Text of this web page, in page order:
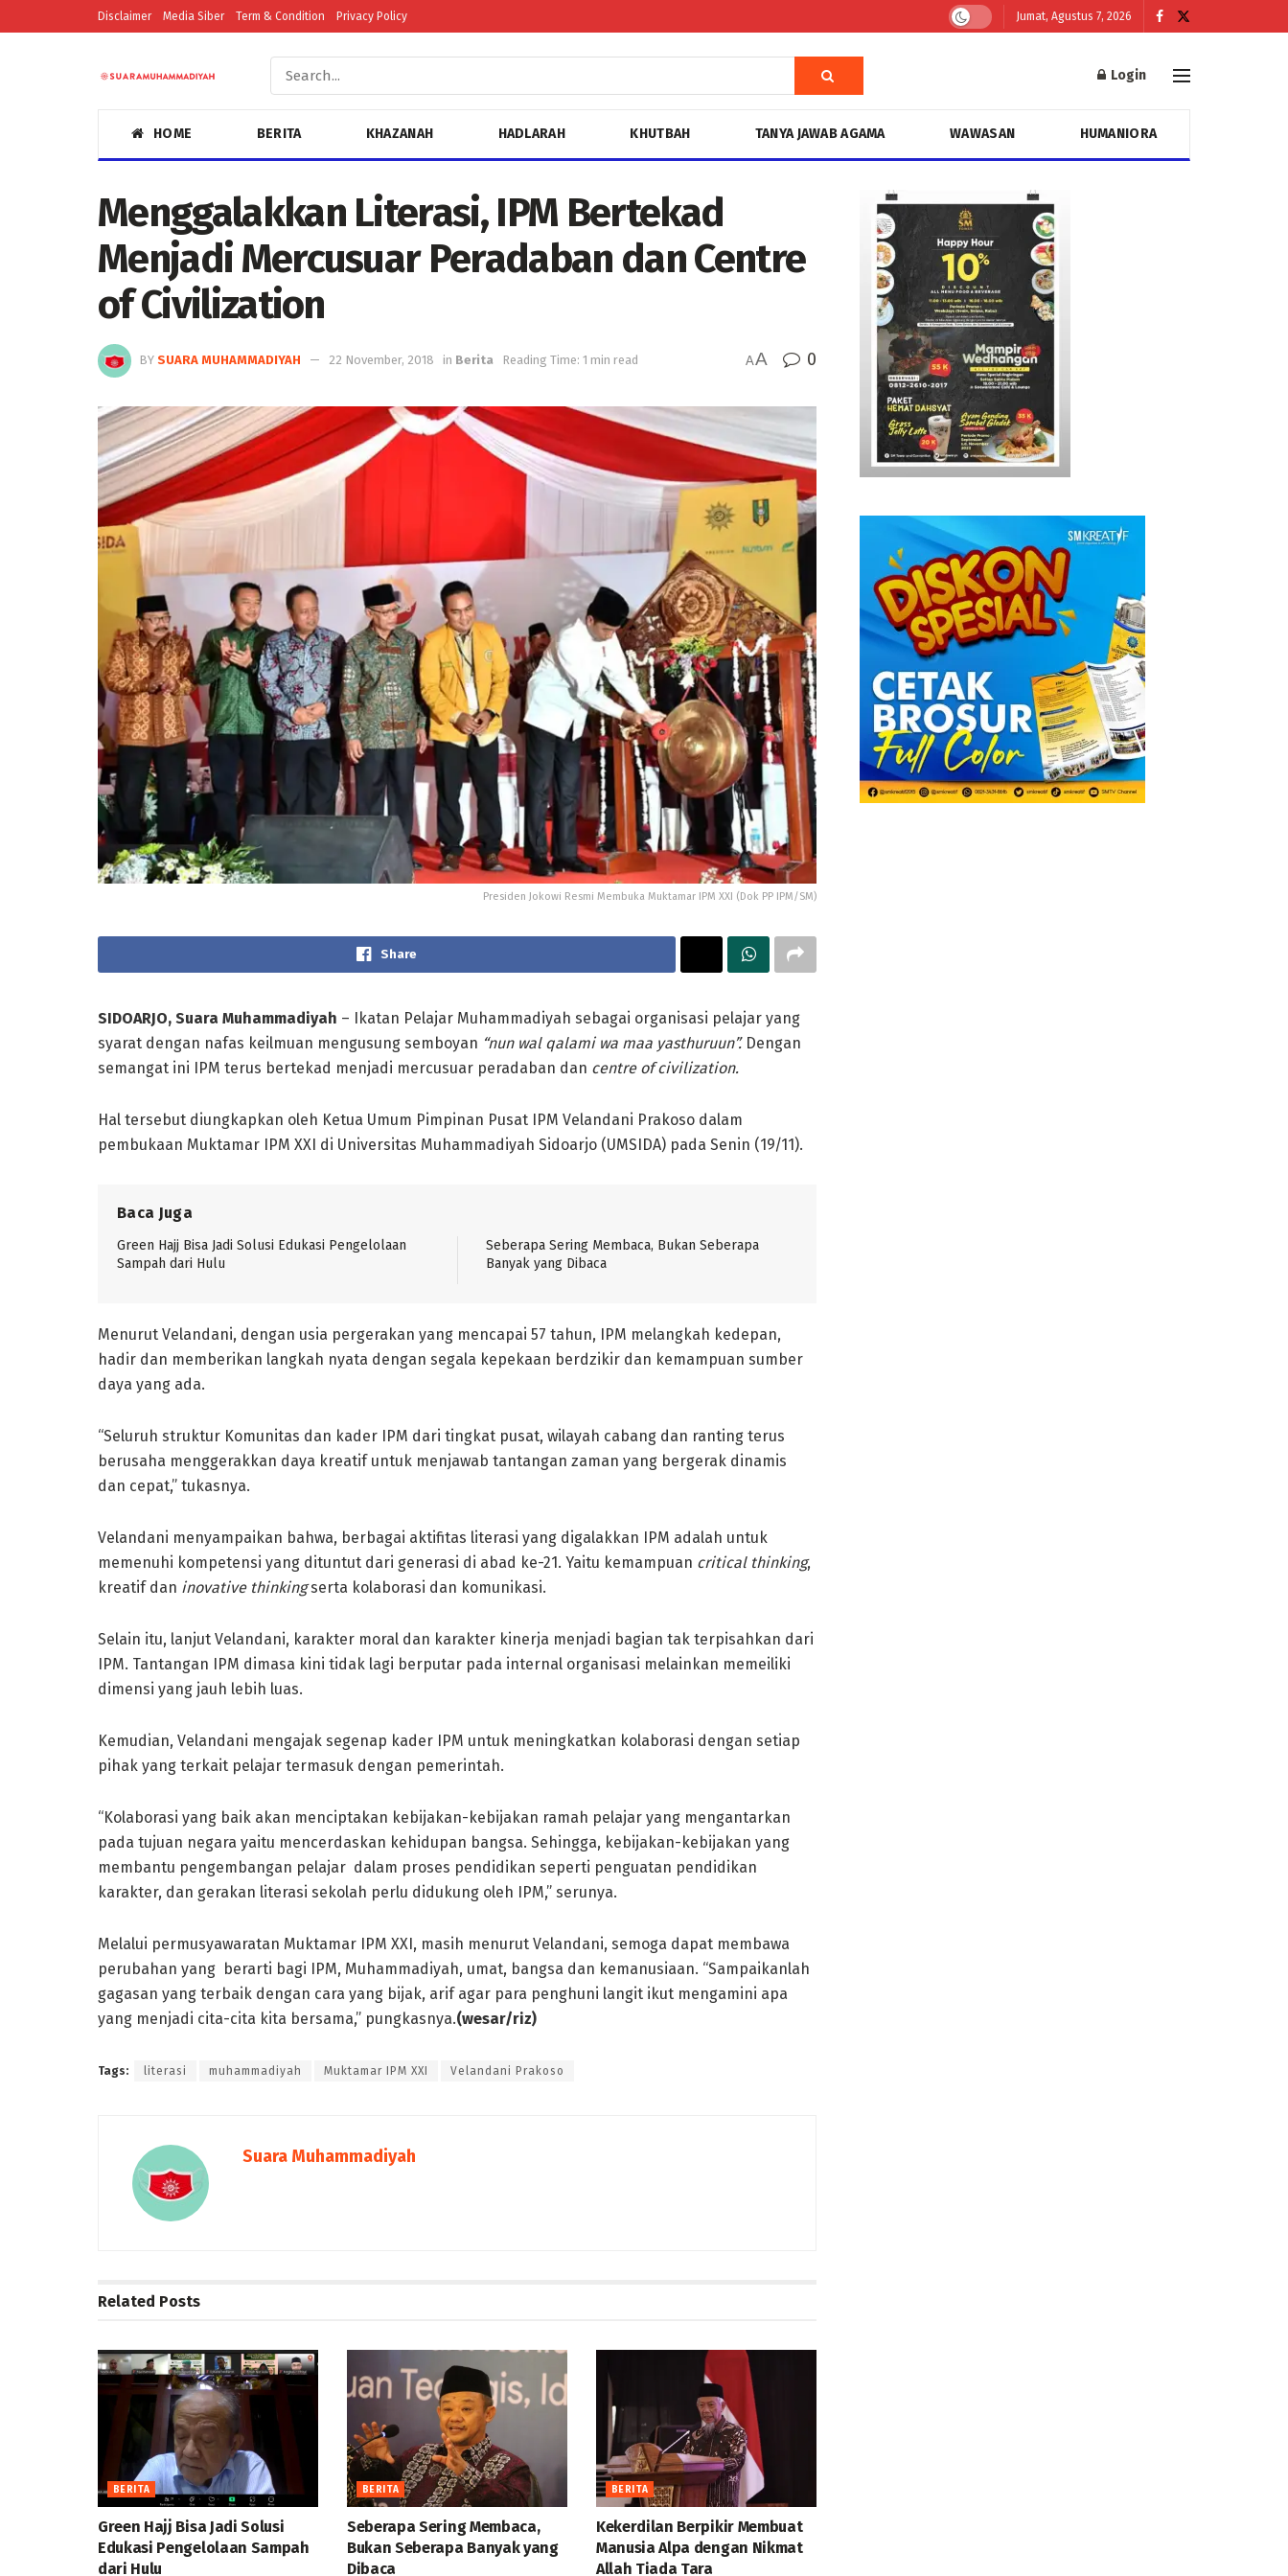
Disclaimer Media Siber Term & Condition Privacy Policy Jumat, Agustus 7, 2026
Login
HOME BERITA KHAZANAH HADLARAH KHUTBAH TANYA JAWAB AGAMA WAWASAN HUMANIORA
Menggalakkan Literasi, IPM Bertekad
Menjadi Mercusuar Peradaban dan Centre
of Civilization
BY SUARA MUHAMMADIYAH 22 November, 2018 in Berita Reading Time: 1 min read AA 0
Presiden Jokowi Resmi Membuka Muktamar IPM XXI (Dok PP IPM/SM)
Share
SIDOARJO, Suara Muhammadiyah – Ikatan Pelajar Muhammadiyah sebagai organisasi pelajar yang
syarat dengan nafas keilmuan mengusung semboyan “nun wal qalami wa maa yasthuruun”.Dengan
semangat ini IPM terus bertekad menjadi mercusuar peradaban dan centre of civilization.
Hal tersebut diungkapkan oleh Ketua Umum Pimpinan Pusat IPM Velandani Prakoso dalam
pembukaan Muktamar IPM XXI di Universitas Muhammadiyah Sidoarjo (UMSIDA) pada Senin (19/11).
Baca Juga
Green Hajj Bisa Jadi Solusi Edukasi Pengelolaan
Sampah dari Hulu
Seberapa Sering Membaca, Bukan Seberapa
Banyak yang Dibaca
Menurut Velandani, dengan usia pergerakan yang mencapai 57 tahun, IPM melangkah kedepan,
hadir dan memberikan langkah nyata dengan segala kepekaan berdzikir dan kemampuan sumber
daya yang ada.
“Seluruh struktur Komunitas dan kader IPM dari tingkat pusat, wilayah cabang dan ranting terus
berusaha menggerakkan daya kreatif untuk menjawab tantangan zaman yang bergerak dinamis
dan cepat,” tukasnya.
Velandani menyampaikan bahwa, berbagai aktifitas literasi yang digalakkan IPM adalah untuk
memenuhi kompetensi yang dituntut dari generasi di abad ke-21. Yaitu kemampuan critical thinking,
kreatif dan inovative thinkingserta kolaborasi dan komunikasi.
Selain itu, lanjut Velandani, karakter moral dan karakter kinerja menjadi bagian tak terpisahkan dari
IPM. Tantangan IPM dimasa kini tidak lagi berputar pada internal organisasi melainkan memeiliki
dimensi yang jauh lebih luas.
Kemudian, Velandani mengajak segenap kader IPM untuk meningkatkan kolaborasi dengan setiap
pihak yang terkait pelajar termasuk dengan pemerintah.
“Kolaborasi yang baik akan menciptakan kebijakan-kebijakan ramah pelajar yang mengantarkan
pada tujuan negara yaitu mencerdaskan kehidupan bangsa. Sehingga, kebijakan-kebijakan yang
membantu pengembangan pelajar dalam proses pendidikan seperti penguatan pendidikan
karakter, dan gerakan literasi sekolah perlu didukung oleh IPM,” serunya.
Melalui permusyawaratan Muktamar IPM XXI, masih menurut Velandani, semoga dapat membawa
perubahan yang berarti bagi IPM, Muhammadiyah, umat, bangsa dan kemanusiaan. “Sampaikanlah
gagasan yang terbaik dengan cara yang bijak, arif agar para penghuni langit ikut mengamini apa
yang menjadi cita-cita kita bersama,” pungkasnya.(wesar/riz)
Tags: literasi muhammadiyah Muktamar IPM XXI Velandani Prakoso
Suara Muhammadiyah
Related Posts
BERITA
Green Hajj Bisa Jadi Solusi
Edukasi Pengelolaan Sampah
dari Hulu
BERITA
Seberapa Sering Membaca,
Bukan Seberapa Banyak yang
Dibaca
BERITA
Kekerdilan Berpikir Membuat
Manusia Alpa dengan Nikmat
Allah Tiada Tara